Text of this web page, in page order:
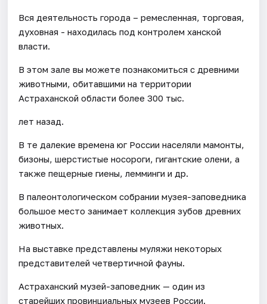
Вся деятельность города – ремесленная, торговая,
духовная - находилась под контролем ханской
власти.
В этом зале вы можете познакомиться с древними
животными, обитавшими на территории
Астраханской области более 300 тыс.
лет назад.
В те далекие времена юг России населяли мамонты,
бизоны, шерстистые носороги, гигантские олени, а
также пещерные гиены, лемминги и др.
В палеонтологическом собрании музея-заповедника
большое место занимает коллекция зубов древних
животных.
На выставке представлены муляжи некоторых
представителей четвертичной фауны.
Астраханский музей-заповедник — один из
старейших провинциальных музеев России.